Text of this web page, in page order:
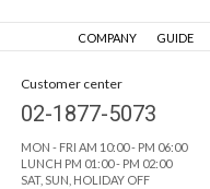
COMPANY GUIDE
Customer center
02-1877-5073
MON - FRI AM 10:00 - PM 06:00
LUNCH PM 01:00 - PM 02:00
SAT, SUN, HOLIDAY OFF